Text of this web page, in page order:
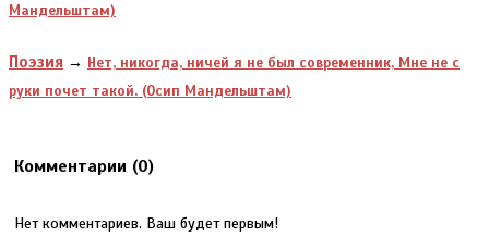
Мандельштам)
Поэзия → Нет, никогда, ничей я не был современник, Мне не с
руки почет такой. (Осип Мандельштам)
Комментарии (0)
Нет комментариев. Ваш будет первым!